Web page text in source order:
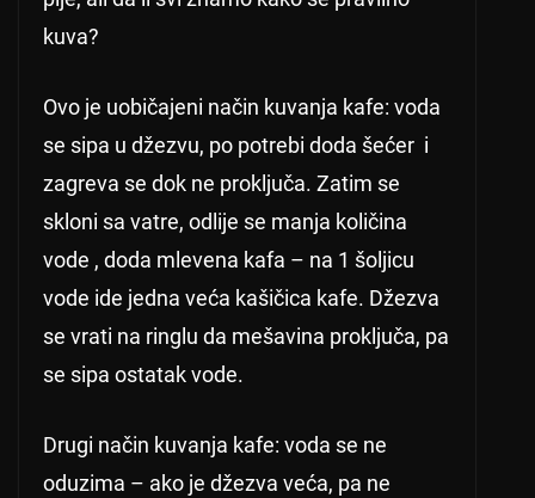
kuva?
Ovo je uobičajeni način kuvanja kafe: voda
se sipa u džezvu, po potrebi doda šećer i
zagreva se dok ne proključa. Zatim se
skloni sa vatre, odlije se manja količina
vode , doda mlevena kafa – na 1 šoljicu
vode ide jedna veća kašičica kafe. Džezva
se vrati na ringlu da mešavina proključa, pa
se sipa ostatak vode.
Drugi način kuvanja kafe: voda se ne
oduzima – ako je džezva veća, pa ne